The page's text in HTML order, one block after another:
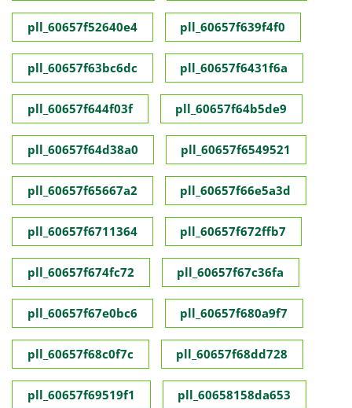
pll_60657f52640e4 pll_60657f639f4f0
pll_60657f63bc6dc pll_60657f6431f6a
pll_60657f644f03f pll_60657f64b5de9
pll_60657f64d38a0 pll_60657f6549521
pll_60657f65667a2 pll_60657f66e5a3d
pll_60657f6711364 pll_60657f672ffb7
pll_60657f674fc72 pll_60657f67c36fa
pll_60657f67e0bc6 pll_60657f680a9f7
pll_60657f68c0f7c pll_60657f68dd728
pll_60657f69519f1 pll_60658158da653